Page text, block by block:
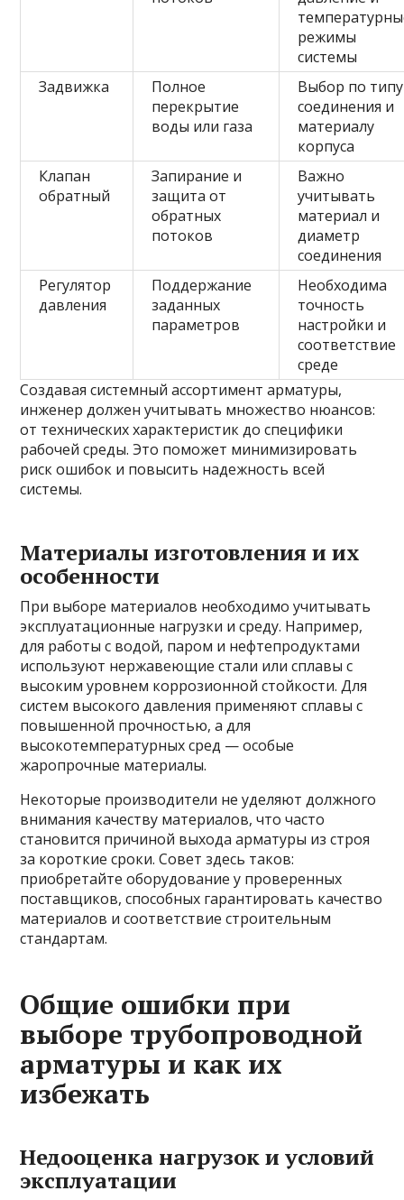
режимы
системы
Задвижка
Полное
перекрытие
воды или газа
Выбор по типу
соединения и
материалу
корпуса
Клапан
обратный
Запирание и
защита от
обратных
потоков
Важно
учитывать
материал и
диаметр
соединения
Регулятор
давления
Поддержание
заданных
параметров
Необходима
точность
настройки и
соответствие
среде
Создавая системный ассортимент арматуры,
инженер должен учитывать множество нюансов:
от технических характеристик до специфики
рабочей среды. Это поможет минимизировать
риск ошибок и повысить надежность всей
системы.
Материалы изготовления и их
особенности
При выборе материалов необходимо учитывать
эксплуатационные нагрузки и среду. Например,
для работы с водой, паром и нефтепродуктами
используют нержавеющие стали или сплавы с
высоким уровнем коррозионной стойкости. Для
систем высокого давления применяют сплавы с
повышенной прочностью, а для
высокотемпературных сред — особые
жаропрочные материалы.
Некоторые производители не уделяют должного
внимания качеству материалов, что часто
становится причиной выхода арматуры из строя
за короткие сроки. Совет здесь таков:
приобретайте оборудование у проверенных
поставщиков, способных гарантировать качество
материалов и соответствие строительным
стандартам.
Общие ошибки при
выборе трубопроводной
арматуры и как их
избежать
Недооценка нагрузок и условий
эксплуатации